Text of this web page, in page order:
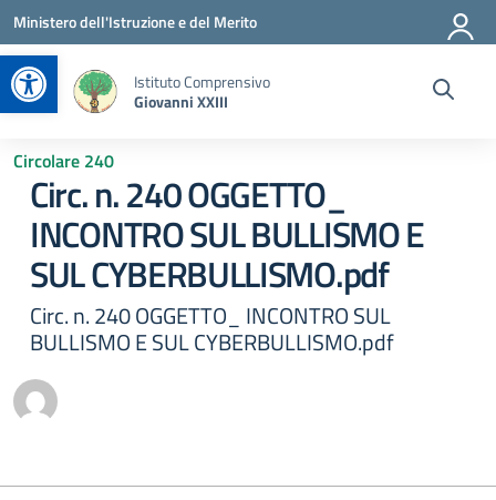
Apri la barra degli strumenti
Vai ai contenuti
Vai al menu di navigazione
Vai al footer
Ministero dell'Istruzione e del Merito
Istituto Comprensivo
Giovanni XXIII
Circolare 240
Circ. n. 240 OGGETTO_
INCONTRO SUL BULLISMO E
SUL CYBERBULLISMO.pdf
Circ. n. 240 OGGETTO_ INCONTRO SUL
BULLISMO E SUL CYBERBULLISMO.pdf